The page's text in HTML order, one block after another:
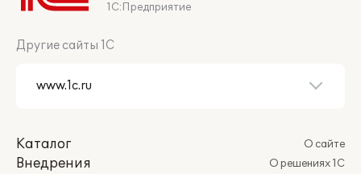
1С:Предприятие
Другие сайты 1С
Каталог
Внедрения
О сайте
О решениях 1С